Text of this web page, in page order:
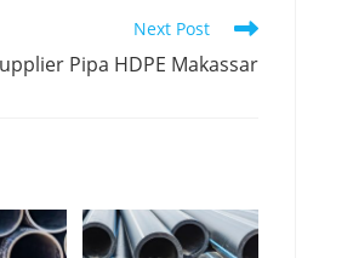
Next Post
Pipa HDPE Makassar